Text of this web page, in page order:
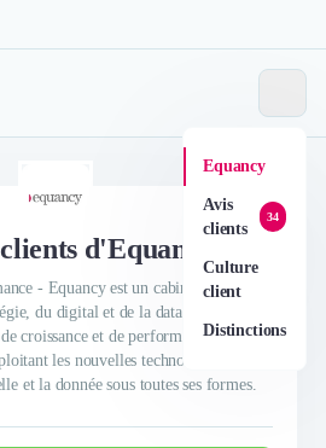
Equancy
Avis
clients
34
Culture
client
Distinctions
d'Equancy
- Equancy est un cabinet de conseil
du digital et de la data. Sa mission :
croissance et de performance des
les nouvelles technologies,
et la donnée sous toutes ses formes.